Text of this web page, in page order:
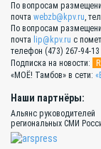
По вопросам
почта webzb@kpv.ru,
По вопросам
почта lip@kpv.ru с
телефон (473) 267-94-13
Подписка на новости:
«МОЁ! Тамбов» в сети:
Наши партнёры:
Альянс руководителей
региональных СМИ